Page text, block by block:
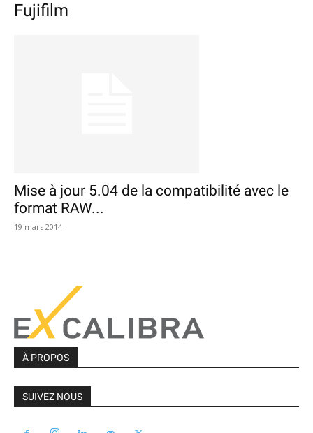
Fujifilm
Mise à jour 5.04 de la compatibilité avec le
format RAW...
19 mars 2014
À PROPOS
SUIVEZ NOUS